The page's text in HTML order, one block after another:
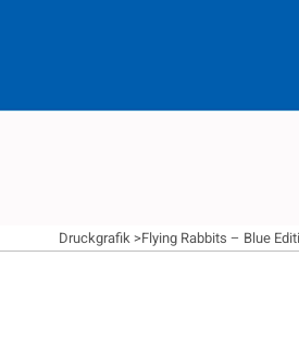
Druckgrafik >Flying Rabbits – Blue